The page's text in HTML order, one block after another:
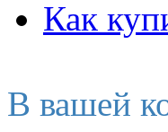
Как
В вашей